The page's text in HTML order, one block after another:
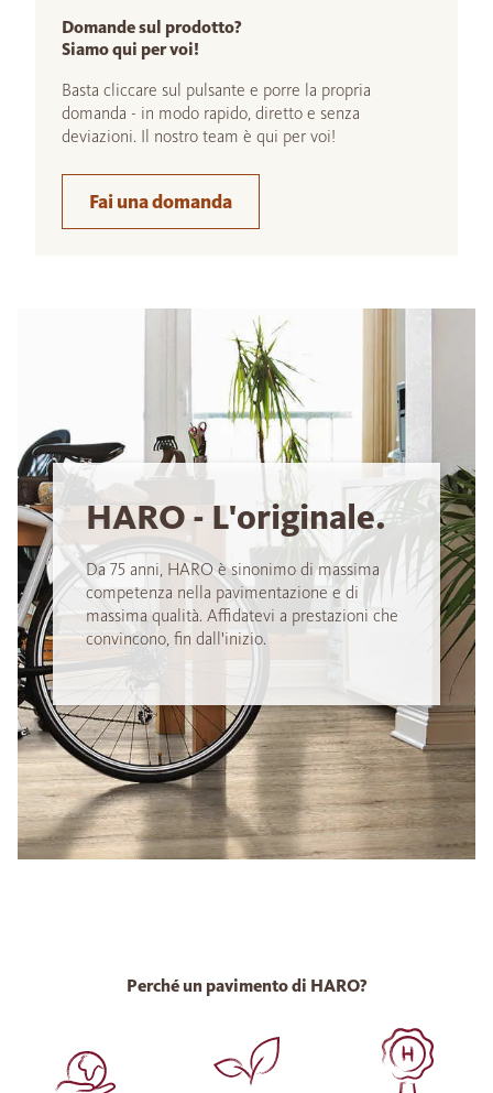
Domande sul prodotto?
Siamo qui per voi!
Basta cliccare sul pulsante e porre la propria
domanda - in modo rapido, diretto e senza
deviazioni. Il nostro team è qui per voi!
Fai una domanda
HARO - L'originale.
Da 75 anni, HARO è sinonimo di massima
competenza nella pavimentazione e di
massima qualità. Affidatevi a prestazioni che
convincono, fin dall'inizio.
Perché un pavimento di HARO?